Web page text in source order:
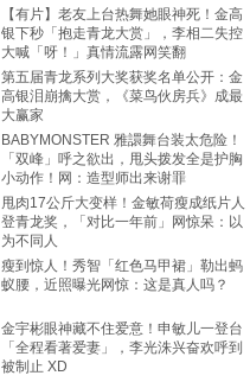
【有片】老友上台热舞她眼神死！金高
银下秒「抱走青龙大赏」，李相二失控
大喊「呀！」真情流露网笑翻
第五届青龙系列大奖获奖名单公开：金
高银泪崩擒大赏，《菜鸟伙房兵》成最
大赢家
BABYMONSTER 雅譞舞台装太危险！
「双峰」呼之欲出，甩头拨发全是护胸
小动作！网：造型师出来谢罪
甩肉17公斤大变样！金敏荷瘦成纸片人
登青龙奖，「对比一年前」网惊呆：以
为不同人
瘦到惊人！秀智「红色马甲裙」勒出蚂
蚁腰，近照曝光网惊：这是真人吗？
金宇彬眼神藏不住爱意！申敏儿一登台
「全程看著爱妻」，李光洙兴奋欢呼到
被制止 XD